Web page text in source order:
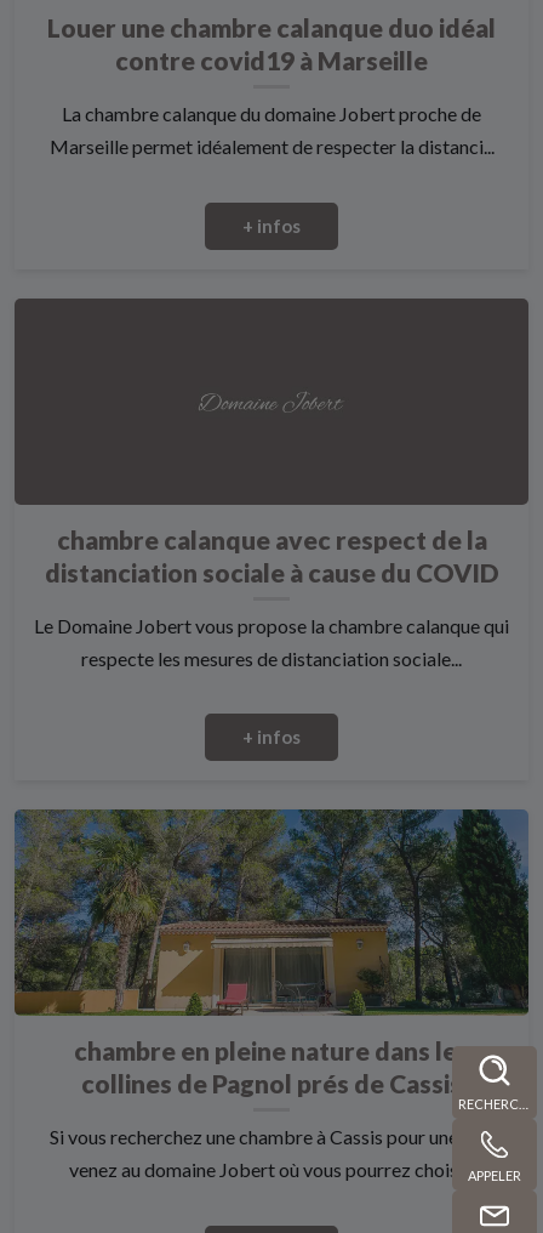
APPELER
Louer une chambre calanque duo idéal
contre covid19 à Marseille
La chambre calanque du domaine Jobert proche de
Marseille permet idéalement de respecter la distanci...
+ infos
chambre calanque avec respect de la
distanciation sociale à cause du COVID
Le Domaine Jobert vous propose la chambre calanque qui
respecte les mesures de distanciation sociale...
+ infos
chambre en pleine nature dans les
collines de Pagnol prés de Cassis
Si vous recherchez une chambre à Cassis pour une nuit
venez au domaine Jobert où vous pourrez choisi...